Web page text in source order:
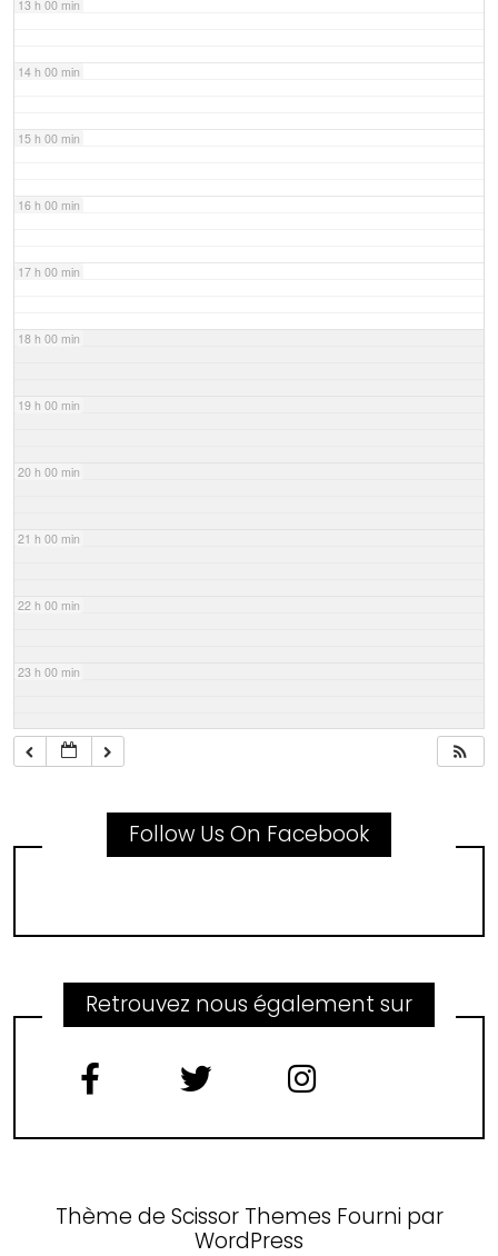
13 h 00 min
14 h 00 min
15 h 00 min
16 h 00 min
17 h 00 min
18 h 00 min
19 h 00 min
20 h 00 min
21 h 00 min
22 h 00 min
23 h 00 min
Follow Us On Facebook
Retrouvez nous également sur
Thème de Scissor Themes Fourni par
WordPress